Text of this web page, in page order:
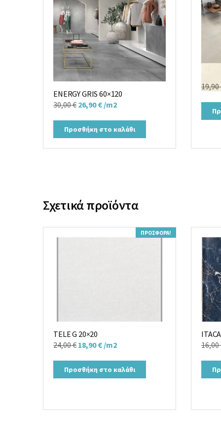
ENERGY GRIS 60×120
30,00€ Original
was:
30,00 €.
26,90€Η
τιμή
είναι:
26,90 €.
/m2
Προσθήκη στο καλάθι
19,90
Σχετικά προϊόντα
ΠΡΟΣΦΟΡΆ!
TELE G 20×20
24,00€ Original
was:
24,00 €.
18,90€Η
τιμή
είναι:
/m2
Προσθήκη στο καλάθι
16,00